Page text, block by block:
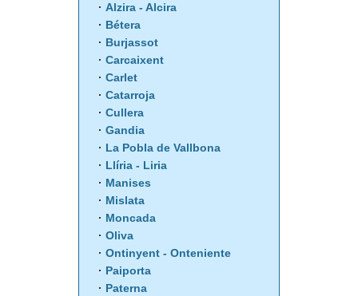
Alzira - Alcira
Bétera
Burjassot
Carcaixent
Carlet
Catarroja
Cullera
Gandia
La Pobla de Vallbona
Llíria - Liria
Manises
Mislata
Moncada
Oliva
Ontinyent - Onteniente
Paiporta
Paterna